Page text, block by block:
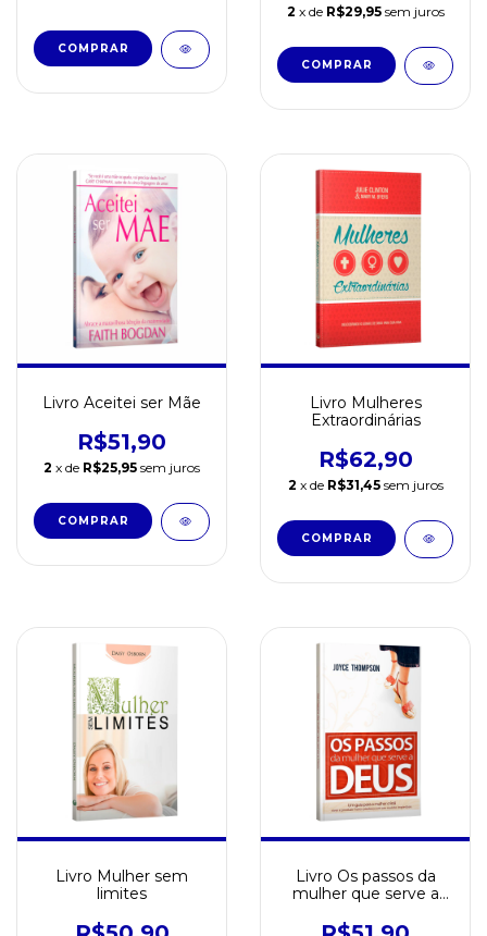
2 x de R$29,95 sem juros
Livro Aceitei ser Mãe
R$51,90
2 x de R$25,95 sem juros
Livro Mulheres
Extraordinárias
R$62,90
2 x de R$31,45 sem juros
Livro Mulher sem
limites
Livro Os passos da
mulher que serve a